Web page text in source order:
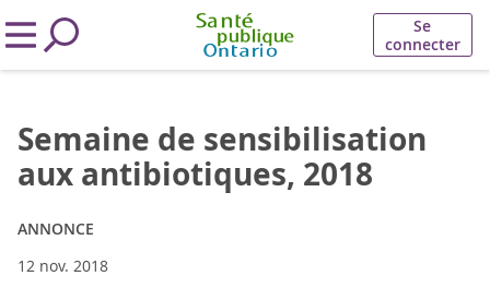
Se
connecter
Semaine de sensibilisation
aux antibiotiques, 2018
ANNONCE
12 nov. 2018